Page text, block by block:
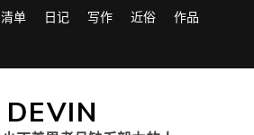
清单 日记 写作 近俗 作品
DEVIN